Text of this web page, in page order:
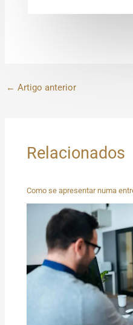
← Artigo anterior
Relacionados
Como se apresentar numa